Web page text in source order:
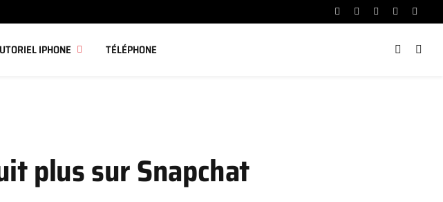
Facebook
X
Instagram
YouTube
IPHONE TÉLÉPHONE
plus sur Snapchat